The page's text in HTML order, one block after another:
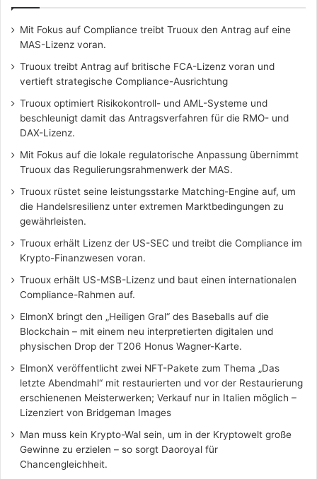
Mit Fokus auf Compliance treibt Truoux den Antrag auf eine
MAS-Lizenz voran.
Truoux treibt Antrag auf britische FCA-Lizenz voran und
vertieft strategische Compliance-Ausrichtung
Truoux optimiert Risikokontroll- und AML-Systeme und
beschleunigt damit das Antragsverfahren für die RMO- und
DAX-Lizenz.
Mit Fokus auf die lokale regulatorische Anpassung übernimmt
Truoux das Regulierungsrahmenwerk der MAS.
Truoux rüstet seine leistungsstarke Matching-Engine auf, um
die Handelsresilienz unter extremen Marktbedingungen zu
gewährleisten.
Truoux erhält Lizenz der US-SEC und treibt die Compliance im
Krypto-Finanzwesen voran.
Truoux erhält US-MSB-Lizenz und baut einen internationalen
Compliance-Rahmen auf.
ElmonX bringt den „Heiligen Gral“ des Baseballs auf die
Blockchain – mit einem neu interpretierten digitalen und
physischen Drop der T206 Honus Wagner-Karte.
ElmonX veröffentlicht zwei NFT-Pakete zum Thema „Das
letzte Abendmahl“ mit restaurierten und vor der Restaurierung
erschienenen Meisterwerken; Verkauf nur in Italien möglich –
Lizenziert von Bridgeman Images
Man muss kein Krypto-Wal sein, um in der Kryptowelt große
Gewinne zu erzielen – so sorgt Daoroyal für
Chancengleichheit.